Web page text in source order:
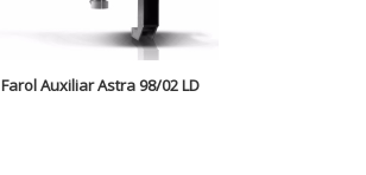
Farol Auxiliar Astra 98/02 LD